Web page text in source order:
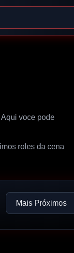
voce pode
roles da cena